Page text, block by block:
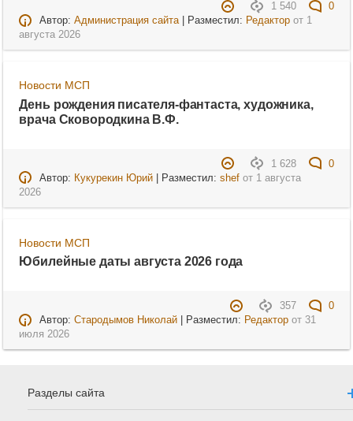
1 540
0
Автор: Администрация сайта| Разместил: Редакторот 1
августа 2026
Новости МСП
День рождения писателя-фантаста, художника,
врача Сковородкина В.Ф.
1 628
0
Автор: Кукурекин Юрий| Разместил: shefот 1 августа
2026
Новости МСП
Юбилейные даты августа 2026 года
357
0
Автор: Стародымов Николай| Разместил: Редакторот 31
июля 2026
Разделы сайта